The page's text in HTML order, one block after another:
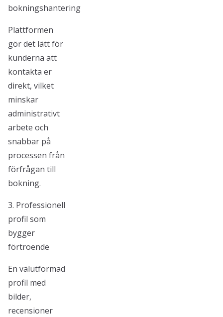
bokningshantering
Plattformen
gör det lätt för
kunderna att
kontakta er
direkt, vilket
minskar
administrativt
arbete och
snabbar på
processen från
förfrågan till
bokning.
3. Professionell
profil som
bygger
förtroende
En välutformad
profil med
bilder,
recensioner